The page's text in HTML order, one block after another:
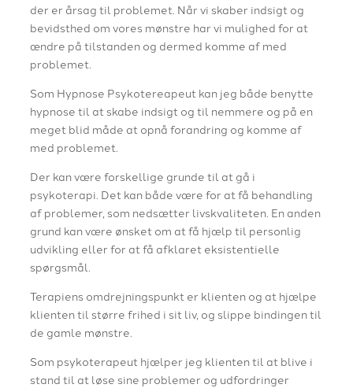
der er årsag til problemet. Når vi skaber indsigt og
bevidsthed om vores mønstre har vi mulighed for at
ændre på tilstanden og dermed komme af med
problemet.
Som Hypnose Psykotereapeut kan jeg både benytte
hypnose til at skabe indsigt og til nemmere og på en
meget blid måde at opnå forandring og komme af
med problemet.
Der kan være forskellige grunde til at gå i
psykoterapi. Det kan både være for at få behandling
af problemer, som nedsætter livskvaliteten. En anden
grund kan være ønsket om at få hjælp til personlig
udvikling eller for at få afklaret eksistentielle
spørgsmål.
Terapiens omdrejningspunkt er klienten og at hjælpe
klienten til større frihed i sit liv, og slippe bindingen til
de gamle mønstre.
Som psykoterapeut hjælper jeg klienten til at blive i
stand til at løse sine problemer og udfordringer